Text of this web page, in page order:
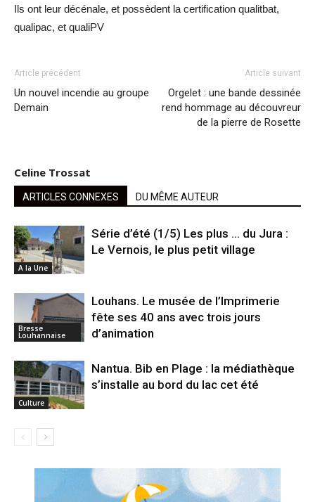
Ils ont leur décénale, et possèdent la certification qualitbat,
qualipac, et qualiPV
Article précédent
Un nouvel incendie au groupe
Demain
Article suivant
Orgelet : une bande dessinée
rend hommage au découvreur
de la pierre de Rosette
Celine Trossat
ARTICLES CONNEXES DU MÊME AUTEUR
A la Une
Série d’été (1/5) Les plus … du Jura :
Le Vernois, le plus petit village
Bresse
Louhannaise
Louhans. Le musée de l’Imprimerie
fête ses 40 ans avec trois jours
d’animation
Culture
Nantua. Bib en Plage : la médiathèque
s’installe au bord du lac cet été